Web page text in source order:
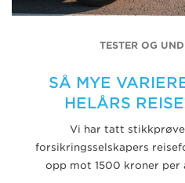
TESTER OG
SÅ MYE
HELÅRS
Vi har tatt
forsikringsselskapers
opp mot 1500 kroner